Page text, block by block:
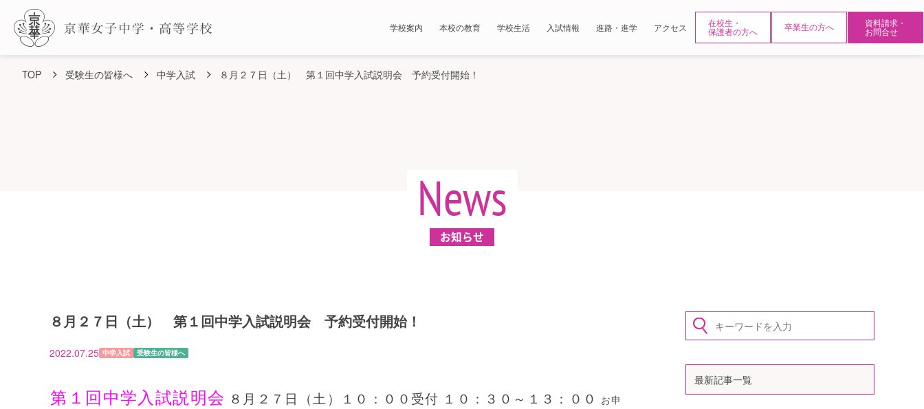
学校案内 本校の教育 学校生活 入試情報 進路・進学 アクセス
在校生・
保護者の方へ
卒業生の方へ
資料請求・
お問合せ
TOP 受験生の皆様へ 中学入試 ８月２７日（土） 第１回中学入試説明会 予約受付開始！
News
お知らせ
８月２７日（土） 第１回中学入試説明会 予約受付開始！
2022.07.25 中学入試 受験生の皆様へ
第１回中学入試説明会 ８月２７日（土）１０：００受付 １０：３０～１３：００ お申
最新記事一覧